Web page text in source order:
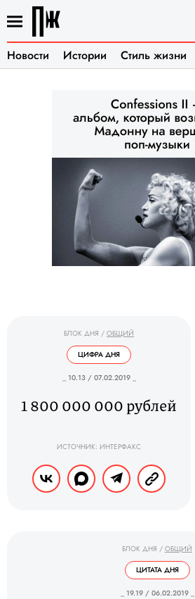
Новости Истории Стиль жизни
БЛОК ДНЯ / ОБЩИЙ
ЦИФРА ДНЯ
_ 10.13 / 07.02.2019 _
1 800 000 000 рублей
ИСТОЧНИК: ИНТЕРФАКС
БЛОК ДНЯ / ОБЩИЙ
ЦИТАТА ДНЯ
_ 19.19 / 06.02.2019 _